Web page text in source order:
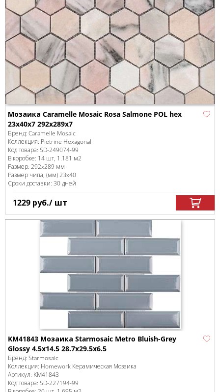
Мозаика Caramelle Mosaic Rosa Salmone POL hex
23x40x7 292x289x7
Бренд: Caramelle Mosaic
Коллекция: Pietrine Hexagonal
Код товара: SD-249074-99
В коробке: 14 шт, 1.181 м2
Размер: 292x289 мм
Размер чипа, (мм)23x40
Сроки доставки: 30 дней
1229 руб./ шт
KM41843 Мозаика Starmosaic Metro Bluish-Grey
Glossy 4.5х14.5 28.7х29.5х6.5
Бренд: Starmosaic
Коллекция: Homework Керамическая Мозаика
Артикул: KM41843
Код товара: SD-227194-99